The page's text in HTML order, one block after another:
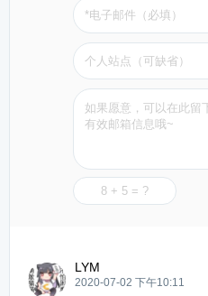
LYM
2020-07-02 下午10:11